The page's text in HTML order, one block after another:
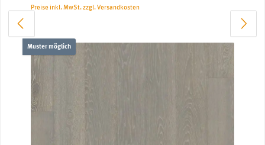
Preise inkl. MwSt. zzgl. Versandkosten
Muster möglich